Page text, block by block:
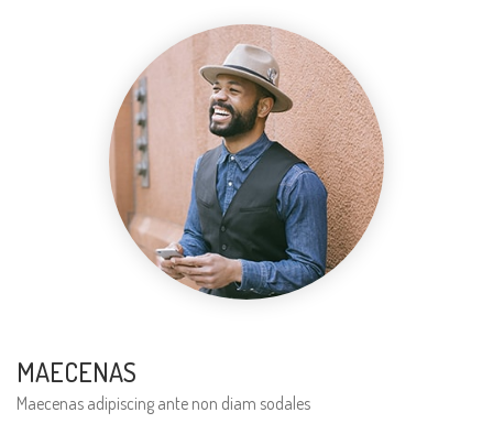
MAECENAS
Maecenas adipiscing ante non diam sodales